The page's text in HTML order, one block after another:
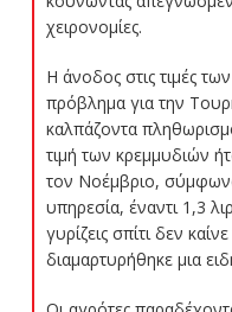
χειρονομίες.
Η άνοδος στις τιμές
πρόβλημα για την
καλπάζοντα
τιμή των κρεμμυδιών
τον Νοέμβριο, σύμφωνα
υπηρεσία, έναντι 1,3
γυρίζεις σπίτι δεν
διαμαρτυρήθηκε μια